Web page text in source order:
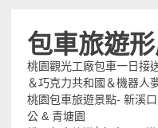
包車旅遊
桃園觀光工廠包車一日接
＆巧克力共和國＆機器人
桃園包車旅遊景點- 新溪
公 & 青塘園